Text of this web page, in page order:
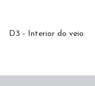
D3 - Interior do veio